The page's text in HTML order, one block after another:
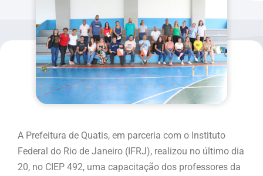
A Prefeitura de Quatis, em parceria com o Instituto
Federal do Rio de Janeiro (IFRJ), realizou no último dia
20, no CIEP 492, uma capacitação dos professores da